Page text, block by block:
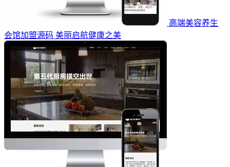
高端美容养生
会馆加盟源码 美丽启航健康之美